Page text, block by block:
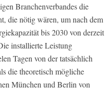
Branchenverbandes die
die nötig wären, um nach dem
bis 2030 von derzeit
installierte Leistung
Tagen von der tatsächlich
die theoretisch mögliche
München und Berlin von